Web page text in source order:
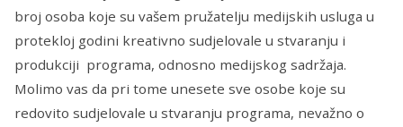
broj osoba koje su vašem pružatelju medijskih usluga u
protekloj godini kreativno sudjelovale u stvaranju i
produkciji programa, odnosno medijskog sadržaja.
Molimo vas da pri tome unesete sve osobe koje su
redovito sudjelovale u stvaranju programa, nevažno o